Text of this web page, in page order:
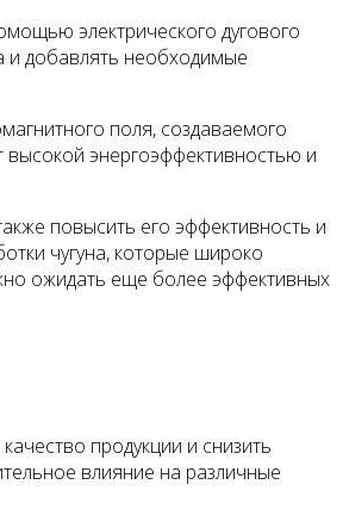
электрического дугового
и добавлять необходимые
поля, создаваемого
высокой энергоэффективностью и
повысить его эффективность и
чугуна, которые широко
ожидать еще более эффективных
продукции и снизить
влияние на различные